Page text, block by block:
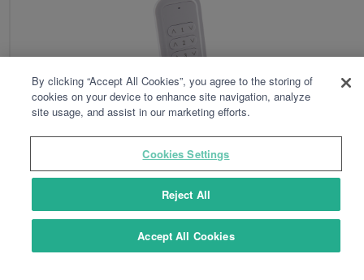
Gruppen-Fernbedienung für Rollläden und Beleuchtung
By clicking “Accept All Cookies”, you agree to the storing of
cookies on your device to enhance site navigation, analyze
site usage, and assist in our marketing efforts.
Cookies Settings
Reject All
Accept All Cookies